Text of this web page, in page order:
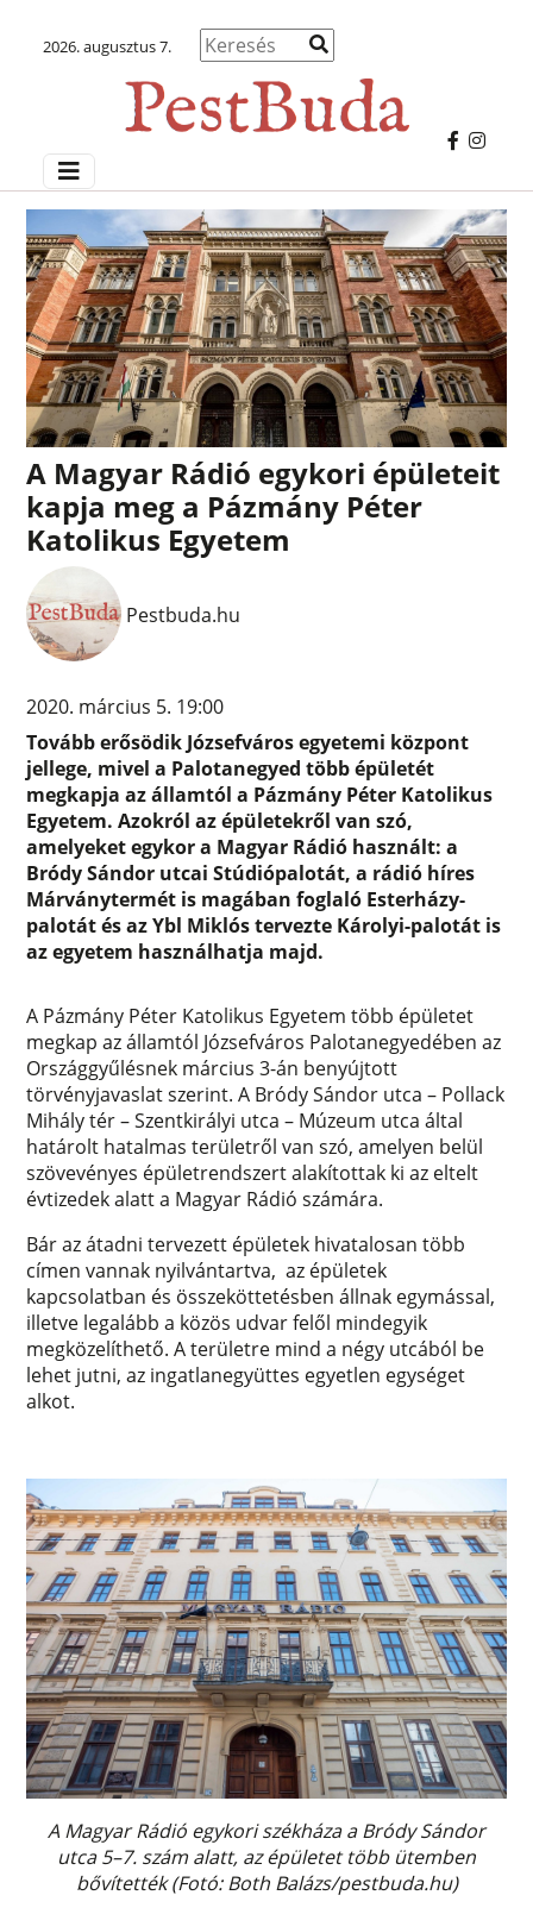
2026. augusztus 7.
A Magyar Rádió egykori épületeit
kapja meg a Pázmány Péter
Katolikus Egyetem
Pestbuda.hu
2020. március 5. 19:00
Tovább erősödik Józsefváros egyetemi központ
jellege, mivel a Palotanegyed több épületét
megkapja az államtól a Pázmány Péter Katolikus
Egyetem. Azokról az épületekről van szó,
amelyeket egykor a Magyar Rádió használt: a
Bródy Sándor utcai Stúdiópalotát, a rádió híres
Márványtermét is magában foglaló Esterházy-
palotát és az Ybl Miklós tervezte Károlyi-palotát is
az egyetem használhatja majd.
A Pázmány Péter Katolikus Egyetem több épületet
megkap az államtól Józsefváros Palotanegyedében az
Országgyűlésnek március 3-án benyújtott
törvényjavaslat szerint. A Bródy Sándor utca – Pollack
Mihály tér – Szentkirályi utca – Múzeum utca által
határolt hatalmas területről van szó, amelyen belül
szövevényes épületrendszert alakítottak ki az eltelt
évtizedek alatt a Magyar Rádió számára.
Bár az átadni tervezett épületek hivatalosan több
címen vannak nyilvántartva, az épületek
kapcsolatban és összeköttetésben állnak egymással,
illetve legalább a közös udvar felől mindegyik
megközelíthető. A területre mind a négy utcából be
lehet jutni, az ingatlanegyüttes egyetlen egységet
alkot.
A Magyar Rádió egykori székháza a Bródy Sándor
utca 5–7. szám alatt, az épületet több ütemben
bővítették (Fotó: Both Balázs/pestbuda.hu)